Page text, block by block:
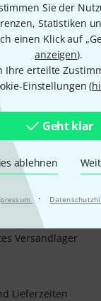
Sie der
Statistiken
einen Klick auf
anzeigen).
Ihre erteilte
Einstellungen (
Geht klar
ablehnen
·
und sicher
Pay,Klarna
oder Kreditkarte.
Garantie
Back-Garantie
Fachexperten
Versandlager
Lieferzeiten